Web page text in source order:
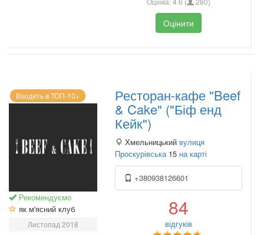
Оцінити
Входить в ТОП-10+
Рекомендуємо
як м'ясний клуб
Листопад 2018
Ресторан-кафе "Beef
& Cake" ("Біф енд
Кейк")
Хмельницький вулиця
Проскурівська15 на карті
+380938126601
84
відгуків